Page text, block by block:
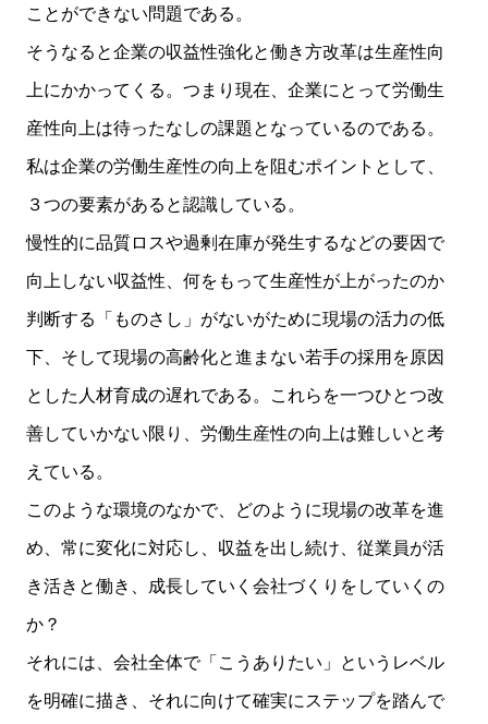
ことができない問題である。
そうなると企業の収益性強化と働き方改革は生産性向
上にかかってくる。つまり現在、企業にとって労働生
産性向上は待ったなしの課題となっているのである。
私は企業の労働生産性の向上を阻むポイントとして、
３つの要素があると認識している。
慢性的に品質ロスや過剰在庫が発生するなどの要因で
向上しない収益性、何をもって生産性が上がったのか
判断する「ものさし」がないがために現場の活力の低
下、そして現場の高齢化と進まない若手の採用を原因
とした人材育成の遅れである。これらを一つひとつ改
善していかない限り、労働生産性の向上は難しいと考
えている。
このような環境のなかで、どのように現場の改革を進
め、常に変化に対応し、収益を出し続け、従業員が活
き活きと働き、成長していく会社づくりをしていくの
か？
それには、会社全体で「こうありたい」というレベル
を明確に描き、それに向けて確実にステップを踏んで